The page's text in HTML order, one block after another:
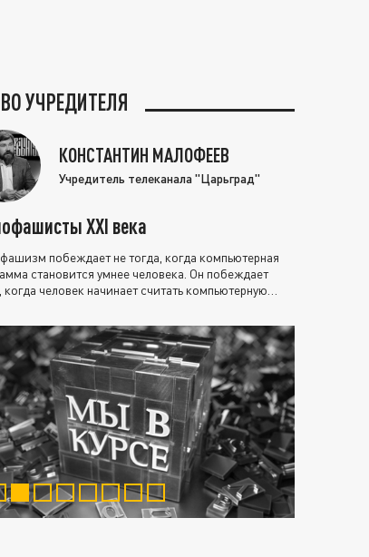
УЧРЕДИТЕЛЯ
КОНСТАНТИН МАЛОФЕЕВ
Учредитель телеканала "Царьград"
XXI века
побеждает не тогда, когда компьютерная
становится умнее человека. Он побеждает
когда человек начинает считать компьютерную